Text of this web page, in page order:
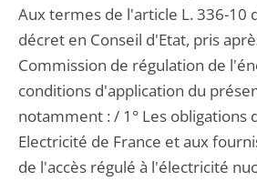
Aux termes de l'article L. 336-10
décret en Conseil d'Etat, pris
Commission de régulation de
conditions d'application du
notamment : / 1° Les obligations
Electricité de France et aux
de l'accès régulé à l'électricité